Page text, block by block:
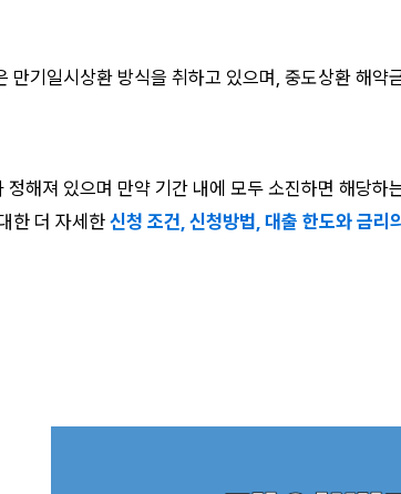
만기일시상환 방식을 취하고 있으며, 중도상환 해약
정해져 있으며 만약 기간 내에 모두 소진하면 해당
한 더 자세한 신청 조건, 신청방법, 대출 한도와 금리